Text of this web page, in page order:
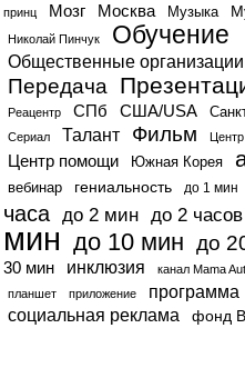
принц
Мозг Москва Музыка
Николай Пинчук Обучение
Общественные организации
Передача
Реацентр СПб США/USA
Сериал Талант Фильм
Центр помощи Южная Корея
вебинар гениальность до 1 мин
часа
до 2 мин до 2 часов
мин до 10 мин до
30 мин
инклюзия
канал Mama
планшет
приложение программа
социальная реклама фонд